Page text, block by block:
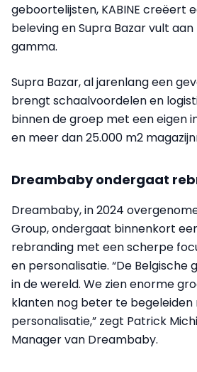
geboortelijsten, KABINE creëert
beleving en Supra Bazar vult
gamma.
Supra Bazar, al jarenlang een
brengt schaalvoordelen en
binnen de groep met een eigen
en meer dan 25.000 m2
Dreambaby ondergaat
Dreambaby, in 2024
Group, ondergaat binnenkort
rebranding met een scherpe
en personalisatie. “De Belgische
in de wereld. We zien enorme
klanten nog beter te
personalisatie,” zegt Patrick
Manager van Dreambaby.